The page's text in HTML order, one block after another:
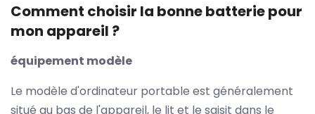
Comment choisir la bonne batterie pour
mon appareil ?
équipement modèle
Le modèle d'ordinateur portable est généralement
situé au bas de l'appareil, le lit et le saisit dans le